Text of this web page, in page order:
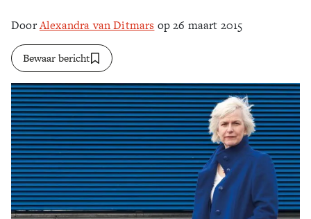
Zoek
DoorAlexandra van Ditmars op 26 maart 2015
Bewaar bericht